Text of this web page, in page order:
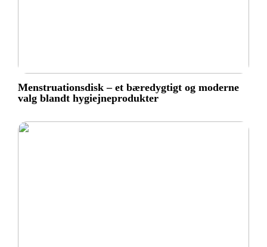
Menstruationsdisk – et bæredygtigt og moderne
valg blandt hygiejneprodukter